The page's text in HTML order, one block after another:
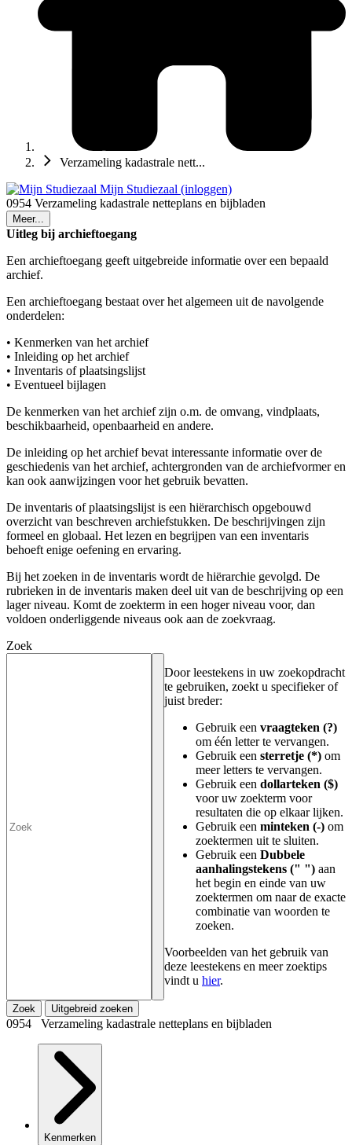
Verzameling kadastrale nett...
Mijn Studiezaal (inloggen)
0954 Verzameling kadastrale netteplans en bijbladen
Meer...
Uitleg bij archieftoegang
Een archieftoegang geeft uitgebreide informatie over een bepaald
archief.
Een archieftoegang bestaat over het algemeen uit de navolgende
onderdelen:
• Kenmerken van het archief
• Inleiding op het archief
• Inventaris of plaatsingslijst
• Eventueel bijlagen
De kenmerken van het archief zijn o.m. de omvang, vindplaats,
beschikbaarheid, openbaarheid en andere.
De inleiding op het archief bevat interessante informatie over de
geschiedenis van het archief, achtergronden van de archiefvormer en
kan ook aanwijzingen voor het gebruik bevatten.
De inventaris of plaatsingslijst is een hiërarchisch opgebouwd
overzicht van beschreven archiefstukken. De beschrijvingen zijn
formeel en globaal. Het lezen en begrijpen van een inventaris
behoeft enige oefening en ervaring.
Bij het zoeken in de inventaris wordt de hiërarchie gevolgd. De
rubrieken in de inventaris maken deel uit van de beschrijving op een
lager niveau. Komt de zoekterm in een hoger niveau voor, dan
voldoen onderliggende niveaus ook aan de zoekvraag.
Zoek
Door leestekens in uw zoekopdracht
te gebruiken, zoekt u specifieker of
juist breder:
Gebruik een vraagteken (?)
om één letter te vervangen.
Gebruik een sterretje (*) om
meer letters te vervangen.
Gebruik een dollarteken ($)
voor uw zoekterm voor
resultaten die op elkaar lijken.
Gebruik een minteken (-) om
zoektermen uit te sluiten.
Gebruik een Dubbele
aanhalingstekens (" ") aan
het begin en einde van uw
zoektermen om naar de exacte
combinatie van woorden te
zoeken.
Voorbeelden van het gebruik van
deze leestekens en meer zoektips
vindt u hier.
Zoek Uitgebreid zoeken
0954 Verzameling kadastrale netteplans en bijbladen
Kenmerken